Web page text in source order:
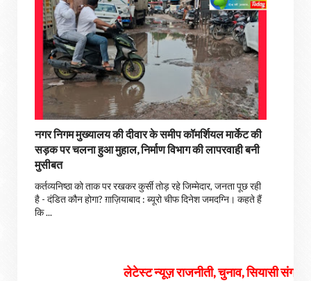
नगर निगम मुख्यालय की दीवार के समीप कॉमर्शियल मार्केट की
सड़क पर चलना हुआ मुहाल, निर्माण विभाग की लापरवाही बनी
मुसीबत
कर्तव्यनिष्ठा को ताक पर रखकर कुर्सी तोड़ रहे जिम्मेदार, जनता पूछ रही
है - दंडित कौन होगा? ग़ाज़ियाबाद : ब्यूरो चीफ दिनेश जमदग्नि। कहते हैं
कि ...
लेटेस्ट न्यूज़ राजनीती, चुनाव, सियासी संग्राम एंड देश